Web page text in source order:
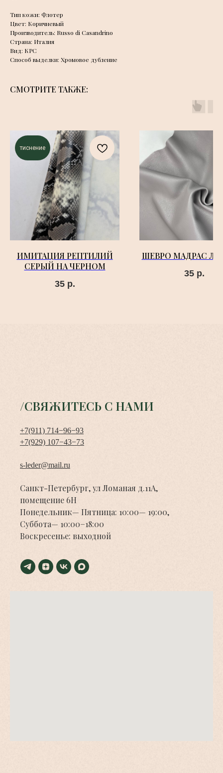
Тип кожи: Флотер
Цвет: Коричневый
Производитель: Russo di Casandrino
Страна: Италия
Вид: КРС
Способ выделки: Хромовое дубление
СМОТРИТЕ ТАКЖЕ:
тиснение
ИМИТАЦИЯ РЕПТИЛИЙ
СЕРЫЙ НА ЧЕРНОМ
35 р.
ШЕВРО МАДРАС
35 р.
/СВЯЖИТЕСЬ С НАМИ
+7(911) 714−96−93
+7(929) 107−43−73
s-leder@mail.ru
Санкт-Петербург, ул Ломаная д.11А,
помещение 6Н
Понедельник— Пятница: 10:00— 19:00,
Суббота— 10:00−18:00
Воскресенье: выходной